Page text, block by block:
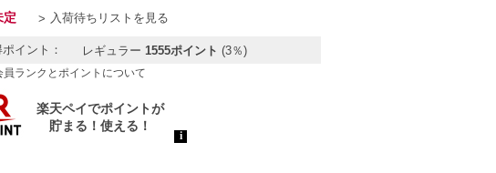
定 入荷待ちリストを見る
イント： レギュラー 1555ポイント (3％)
員ランクとポイントについて